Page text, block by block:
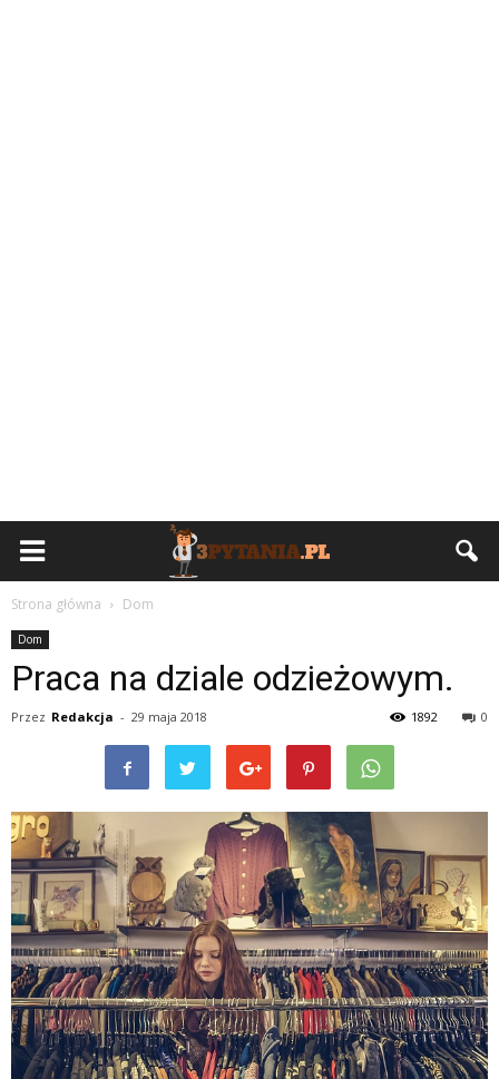
Strona główna Dom
Dom
Praca na dziale odzieżowym.
Przez Redakcja - 29 maja 2018 0
1892